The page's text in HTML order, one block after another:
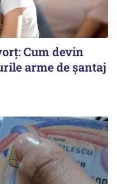
Cum devin
arme de șantaj